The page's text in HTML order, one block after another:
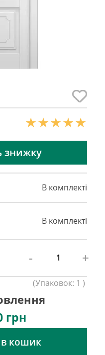
знижку
В комплекті
В комплекті
- +
(Упаковок: 1 )
грн
кошик